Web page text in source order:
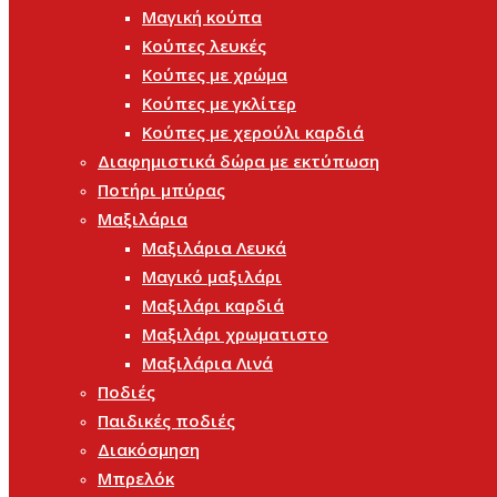
Μαγική κούπα
Κούπες λευκές
Κούπες με χρώμα
Κούπες με γκλίτερ
Κούπες με χερούλι καρδιά
Διαφημιστικά δώρα με εκτύπωση
Ποτήρι μπύρας
Μαξιλάρια
Μαξιλάρια Λευκά
Μαγικό μαξιλάρι
Μαξιλάρι καρδιά
Μαξιλάρι χρωματιστο
Μαξιλάρια Λινά
Ποδιές
Παιδικές ποδιές
Διακόσμηση
Μπρελόκ